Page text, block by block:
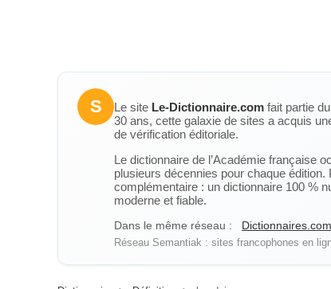
S Le site Le-Dictionnaire.com fait partie
30 ans, cette galaxie de sites a acquis
de vérification éditoriale.
Le dictionnaire de l’Académie française
plusieurs décennies pour chaque
complémentaire : un dictionnaire 100 %
moderne et fiable.
Dans le même réseau : Dictionnaires.com
Réseau Semantiak : sites francophones en